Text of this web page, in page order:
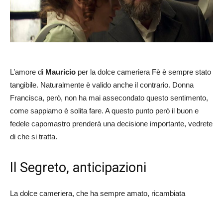
L’amore di Mauricio per la dolce cameriera Fè è sempre stato
tangibile. Naturalmente è valido anche il contrario. Donna
Francisca, però, non ha mai assecondato questo sentimento,
come sappiamo è solita fare. A questo punto però il buon e
fedele capomastro prenderà una decisione importante, vedrete
di che si tratta.
Il Segreto, anticipazioni
La dolce cameriera, che ha sempre amato, ricambiata